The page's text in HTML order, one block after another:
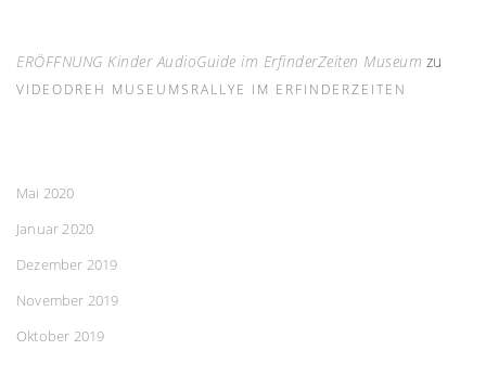
ERÖFFNUNG Kinder AudioGuide im ErfinderZeiten Museum zu
VIDEODREH MUSEUMSRALLYE IM ERFINDERZEITEN
Mai 2020
Januar 2020
Dezember 2019
November 2019
Oktober 2019